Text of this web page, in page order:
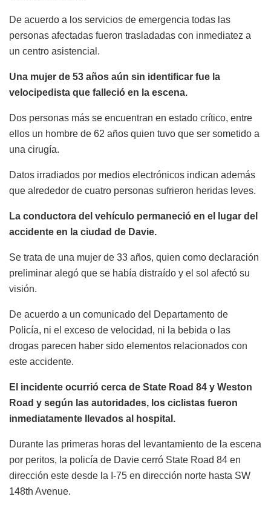
De acuerdo a los servicios de emergencia todas las
personas afectadas fueron trasladadas con inmediatez a
un centro asistencial.
Una mujer de 53 años aún sin identificar fue la
velocipedista que falleció en la escena.
Dos personas más se encuentran en estado crítico, entre
ellos un hombre de 62 años quien tuvo que ser sometido a
una cirugía.
Datos irradiados por medios electrónicos indican además
que alrededor de cuatro personas sufrieron heridas leves.
La conductora del vehículo permaneció en el lugar del
accidente en la ciudad de Davie.
Se trata de una mujer de 33 años, quien como declaración
preliminar alegó que se había distraído y el sol afectó su
visión.
De acuerdo a un comunicado del Departamento de
Policía, ni el exceso de velocidad, ni la bebida o las
drogas parecen haber sido elementos relacionados con
este accidente.
El incidente ocurrió cerca de State Road 84 y Weston
Road y según las autoridades, los ciclistas fueron
inmediatamente llevados al hospital.
Durante las primeras horas del levantamiento de la escena
por peritos, la policía de Davie cerró State Road 84 en
dirección este desde la I-75 en dirección norte hasta SW
148th Avenue.